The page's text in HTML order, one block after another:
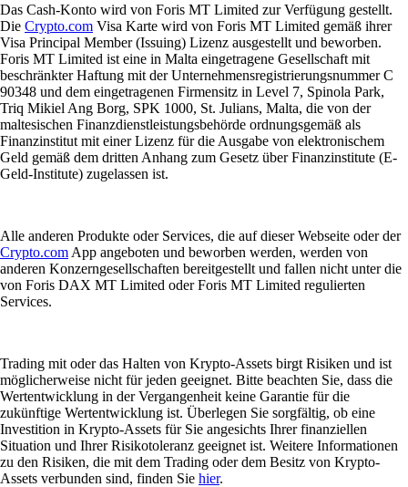
Das Cash-Konto wird von Foris MT Limited zur Verfügung gestellt.
Die Crypto.com Visa Karte wird von Foris MT Limited gemäß ihrer
Visa Principal Member (Issuing) Lizenz ausgestellt und beworben.
Foris MT Limited ist eine in Malta eingetragene Gesellschaft mit
beschränkter Haftung mit der Unternehmensregistrierungsnummer C
90348 und dem eingetragenen Firmensitz in Level 7, Spinola Park,
Triq Mikiel Ang Borg, SPK 1000, St. Julians, Malta, die von der
maltesischen Finanzdienstleistungsbehörde ordnungsgemäß als
Finanzinstitut mit einer Lizenz für die Ausgabe von elektronischem
Geld gemäß dem dritten Anhang zum Gesetz über Finanzinstitute (E-
Geld-Institute) zugelassen ist.
Alle anderen Produkte oder Services, die auf dieser Webseite oder der
Crypto.com App angeboten und beworben werden, werden von
anderen Konzerngesellschaften bereitgestellt und fallen nicht unter die
von Foris DAX MT Limited oder Foris MT Limited regulierten
Services.
Trading mit oder das Halten von Krypto-Assets birgt Risiken und ist
möglicherweise nicht für jeden geeignet. Bitte beachten Sie, dass die
Wertentwicklung in der Vergangenheit keine Garantie für die
zukünftige Wertentwicklung ist. Überlegen Sie sorgfältig, ob eine
Investition in Krypto-Assets für Sie angesichts Ihrer finanziellen
Situation und Ihrer Risikotoleranz geeignet ist. Weitere Informationen
zu den Risiken, die mit dem Trading oder dem Besitz von Krypto-
Assets verbunden sind, finden Sie hier.